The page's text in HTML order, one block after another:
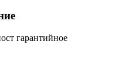
гарантийное